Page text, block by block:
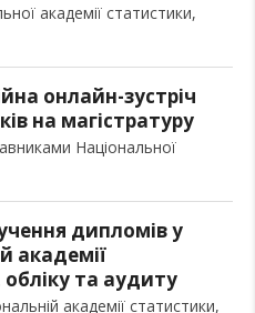
академії статистики,
онлайн-зустріч
на магістратуру
Національної
дипломів у
академії
та аудиту
академії статистики,